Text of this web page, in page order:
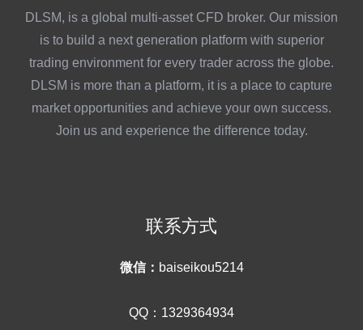
DLSM, is a global multi-asset CFD broker. Our mission
is to build a next generation platform with superior
trading environment for every trader across the globe.
DLSM is more than a platform, it is a place to capture
market opportunities and achieve your own success.
Join us and experience the difference today.
联系方式
微信： baiseikou5214
QQ：1329364934